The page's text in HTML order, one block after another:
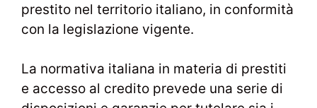
prestito nel territorio italiano, in conformità
con la legislazione vigente.
La normativa italiana in materia di prestiti
e accesso al credito prevede una serie di